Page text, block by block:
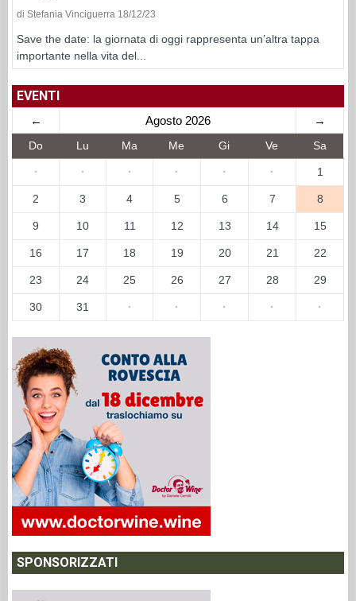
di Stefania Vinciguerra 18/12/23
Save the date: la giornata di oggi rappresenta un’altra tappa
importante nella vita del...
EVENTI
← Agosto 2026 →
Do Lu Ma Me Gi Ve Sa
· · · · · · 1
2 3 4 5 6 7 8
9 10 11 12 13 14 15
16 17 18 19 20 21 22
23 24 25 26 27 28 29
30 31 · · · · ·
SPONSORIZZATI